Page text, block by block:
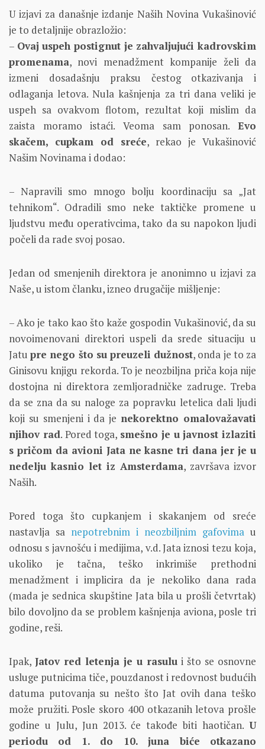
U izjavi za današnje izdanje Naših Novina Vukašinović
je to detaljnije obrazložio:
– Ovaj uspeh postignut je zahvaljujući kadrovskim
promenama, novi menadžment kompanije želi da
izmeni dosadašnju praksu čestog otkazivanja i
odlaganja letova. Nula kašnjenja za tri dana veliki je
uspeh sa ovakvom flotom, rezultat koji mislim da
zaista moramo istaći. Veoma sam ponosan. Evo
skačem, cupkam od sreće, rekao je Vukašinović
Našim Novinama i dodao:
– Napravili smo mnogo bolju koordinaciju sa „Jat
tehnikom“. Odradili smo neke taktičke promene u
ljudstvu među operativcima, tako da su napokon ljudi
počeli da rade svoj posao.
Jedan od smenjenih direktora je anonimno u izjavi za
Naše, u istom članku, izneo drugačije mišljenje:
– Ako je tako kao što kaže gospodin Vukašinović, da su
novoimenovani direktori uspeli da srede situaciju u
Jatupre nego što su preuzeli dužnost, onda je to za
Ginisovu knjigu rekorda. To je neozbiljna priča koja nije
dostojna ni direktora zemljoradničke zadruge. Treba
da se zna da su naloge za popravku letelica dali ljudi
koji su smenjeni i da je nekorektno omalovažavati
njihov rad. Pored toga, smešno je u javnost izlaziti
s pričom da avioni Jata ne kasne tri dana jer je u
nedelju kasnio let iz Amsterdama, završava izvor
Naših.
Pored toga što cupkanjem i skakanjem od sreće
nastavlja sa nepotrebnim i neozbiljnim gafovima u
odnosu s javnošću i medijima, v.d. Jata iznosi tezu koja,
ukoliko je tačna, teško inkrimiše prethodni
menadžment i implicira da je nekoliko dana rada
(mada je sednica skupštine Jata bila u prošli četvrtak)
bilo dovoljno da se problem kašnjenja aviona, posle tri
godine, reši.
Ipak, Jatov red letenja je u rasulu i što se osnovne
usluge putnicima tiče, pouzdanost i redovnost budućih
datuma putovanja su nešto što Jat ovih dana teško
može pružiti. Posle skoro 400 otkazanih letova prošle
godine u Julu, Jun 2013. će takođe biti haotičan. U
periodu od 1. do 10. juna biće otkazano